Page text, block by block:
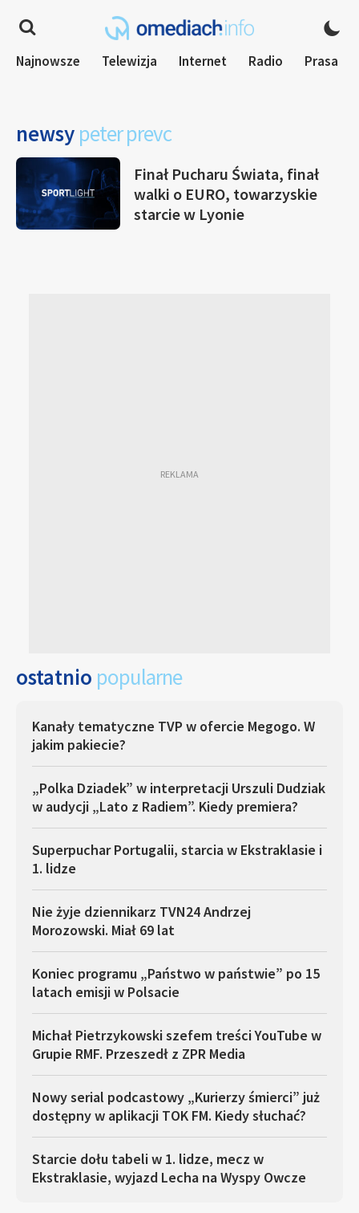
Najnowsze Telewizja Internet Radio Prasa
newsy peter prevc
Finał Pucharu Świata, finał
walki o EURO, towarzyskie
starcie w Lyonie
ostatnio popularne
Kanały tematyczne TVP w ofercie Megogo. W
jakim pakiecie?
„Polka Dziadek” w interpretacji Urszuli Dudziak
w audycji „Lato z Radiem”. Kiedy premiera?
Superpuchar Portugalii, starcia w Ekstraklasie i
1. lidze
Nie żyje dziennikarz TVN24 Andrzej
Morozowski. Miał 69 lat
Koniec programu „Państwo w państwie” po 15
latach emisji w Polsacie
Michał Pietrzykowski szefem treści YouTube w
Grupie RMF. Przeszedł z ZPR Media
Nowy serial podcastowy „Kurierzy śmierci” już
dostępny w aplikacji TOK FM. Kiedy słuchać?
Starcie dołu tabeli w 1. lidze, mecz w
Ekstraklasie, wyjazd Lecha na Wyspy Owcze